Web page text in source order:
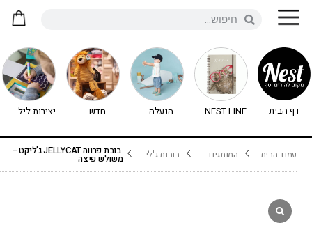
דף הבית NEST LINE הנעלה חדש יצירות לילדים - יצירה לילדים
עמוד הבית המותגים שלנו בובות ג'ליקט Jellycat בובת פרווה JELLYCAT ג'ליקט –
משולש פיצה